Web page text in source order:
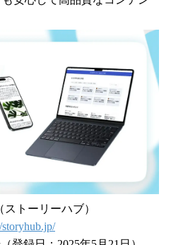
トーリーハブ）
storyhub.jp/